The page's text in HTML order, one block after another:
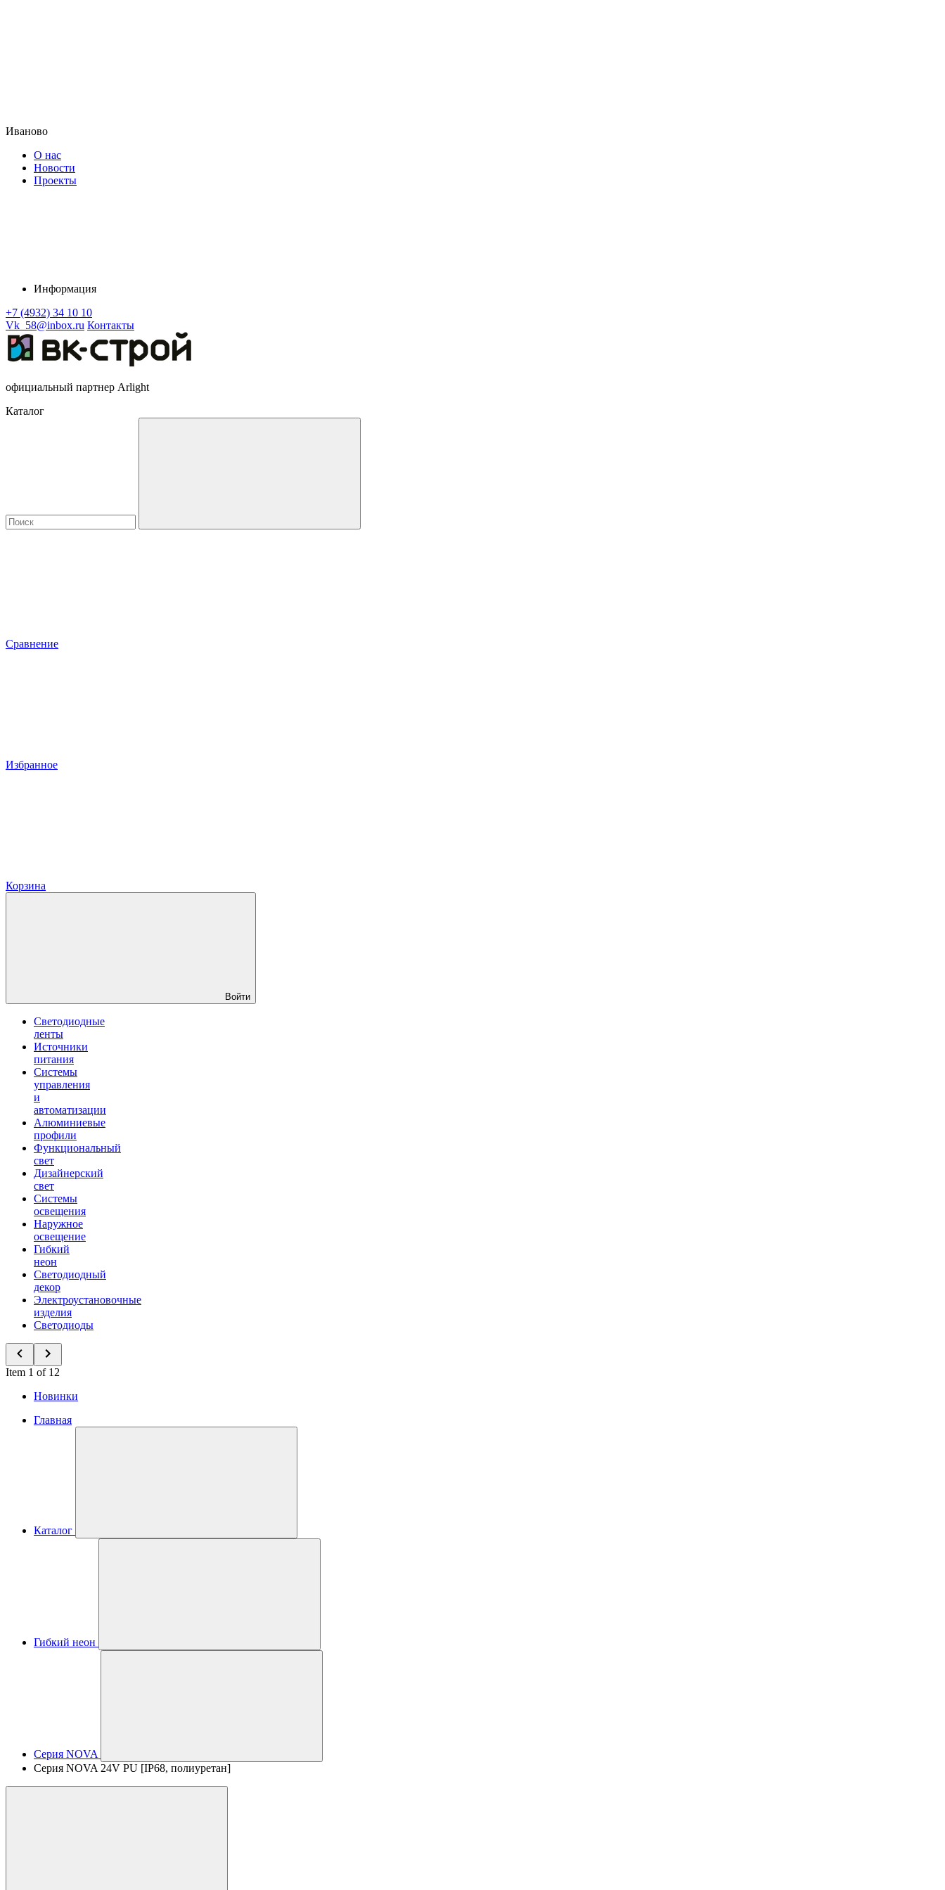
Иваново
О нас
Новости
Проекты
Информация
+7 (4932) 34 10 10
Vk_58@inbox.ru Контакты
официальный партнер Arlight
Каталог
Сравнение
Избранное
Корзина
Войти
Светодиодные
ленты
Источники
питания
Системы
управления
и
автоматизации
Алюминиевые
профили
Функциональный
свет
Дизайнерский
свет
Системы
освещения
Наружное
освещение
Гибкий
неон
Светодиодный
декор
Электроустановочные
изделия
Светодиоды
Item 1 of 12
Новинки
Главная
Каталог
Гибкий неон
Серия NOVA
Серия NOVA 24V PU [IP68, полиуретан]